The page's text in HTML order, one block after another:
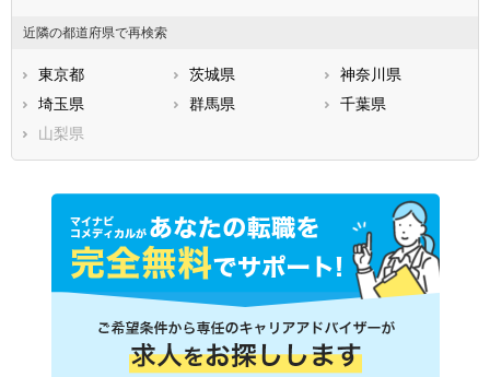
近隣の都道府県で再検索
東京都 茨城県
神奈川県
埼玉県
群馬県
千葉県
山梨県